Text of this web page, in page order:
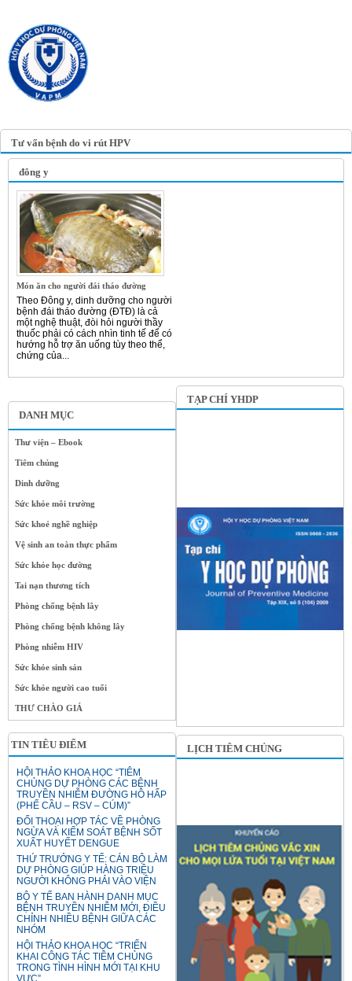
Tư vấn bệnh do vi rút HPV
DANH MỤC
Thư viện – Ebook
Tiêm chủng
Dinh dưỡng
Sức khỏe môi trường
Sức khoẻ nghề nghiệp
Vệ sinh an toàn thực phẩm
Sức khỏe học đường
Tai nạn thương tích
Phòng chống bệnh lây
Phòng chống bệnh không lây
Phòng nhiễm HIV
Sức khỏe sinh sản
Sức khỏe người cao tuổi
THƯ CHÀO GIÁ
TIN TIÊU ĐIỂM
HỘI THẢO KHOA HỌC “TIÊM
CHỦNG DỰ PHÒNG CÁC BỆNH
TRUYỀN NHIỄM ĐƯỜNG HÔ HẤP
(PHẾ CẦU – RSV – CÚM)”
ĐỐI THOẠI HỢP TÁC VỀ PHÒNG
NGỪA VÀ KIỂM SOÁT BỆNH SỐT
XUẤT HUYẾT DENGUE
THỨ TRƯỞNG Y TẾ: CÁN BỘ LÀM
DỰ PHÒNG GIÚP HÀNG TRIỆU
NGƯỜI KHÔNG PHẢI VÀO VIỆN
BỘ Y TẾ BAN HÀNH DANH MỤC
BỆNH TRUYỀN NHIỄM MỚI, ĐIỀU
CHỈNH NHIỀU BỆNH GIỮA CÁC
NHÓM
HỘI THẢO KHOA HỌC “TRIỂN
KHAI CÔNG TÁC TIÊM CHỦNG
TRONG TÌNH HÌNH MỚI TẠI KHU
đông y
Món ăn cho người đái tháo đường
Theo Đông y, dinh dưỡng cho người
bệnh đái tháo đường (ĐTĐ) là cả
một nghệ thuật, đòi hỏi người thầy
thuốc phải có cách nhìn tinh tế để có
hướng hỗ trợ ăn uống tùy theo thể,
chứng của...
TẠP CHÍ YHDP
LỊCH TIÊM CHỦNG